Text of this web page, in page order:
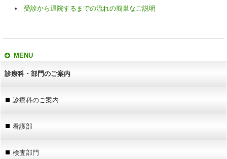
受診から退院するまでの流れの簡単なご説明
MENU
診療科・部門のご案内
診療科のご案内
看護部
検査部門